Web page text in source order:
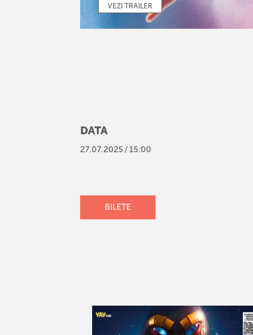
VEZI TRAILER
DATA
27.07.2025 /15:00
BILETE